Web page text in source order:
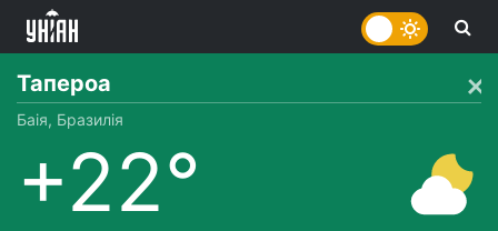
Тапероа
Баія, Бразилія
+22°